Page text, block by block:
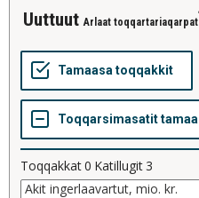
uuttuut Arlaat toqqartariaqarpat
Toqqakkat0 Katillugit3